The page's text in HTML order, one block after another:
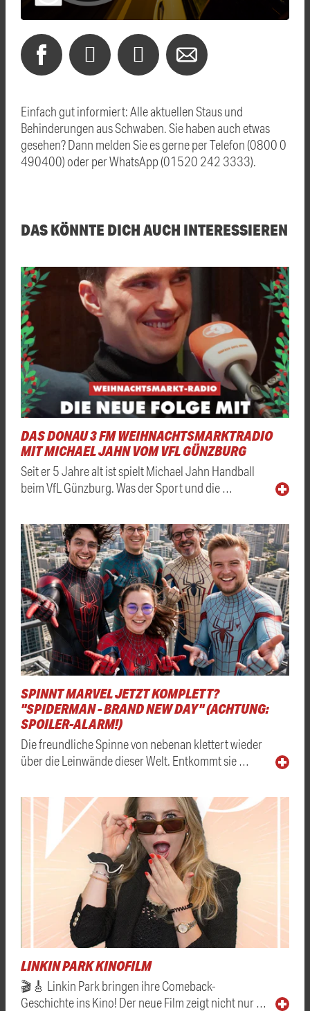
Einfach gut informiert: Alle aktuellen Staus und
Behinderungen aus Schwaben. Sie haben auch etwas
gesehen? Dann melden Sie es gerne per Telefon (0800 0
490400) oder per WhatsApp (01520 242 3333).
DAS KÖNNTE DICH AUCH INTERESSIEREN
DAS DONAU 3 FM WEIHNACHTSMARKTRADIO
MIT MICHAEL JAHN VOM VFL GÜNZBURG
Seit er 5 Jahre alt ist spielt Michael Jahn Handball
beim VfL Günzburg. Was der Sport und die …
SPINNT MARVEL JETZT KOMPLETT?
"SPIDERMAN - BRAND NEW DAY" (ACHTUNG:
SPOILER-ALARM!)
Die freundliche Spinne von nebenan klettert wieder
über die Leinwände dieser Welt. Entkommt sie …
LINKIN PARK KINOFILM
🎬🎸 Linkin Park bringen ihre Comeback-
Geschichte ins Kino! Der neue Film zeigt nicht nur …